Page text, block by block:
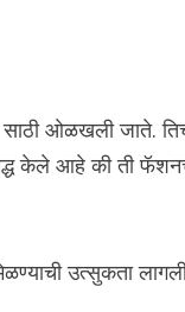
ओळखली जाते.
केले आहे की ती
उत्सुकता